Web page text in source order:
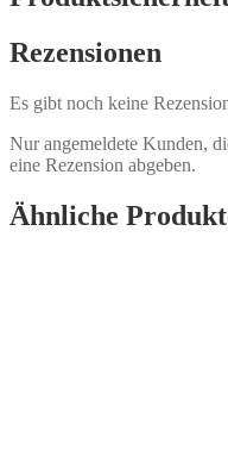
Rezensionen
Es gibt noch keine
Nur angemeldete Kunden,
eine Rezension abgeben.
Ähnliche